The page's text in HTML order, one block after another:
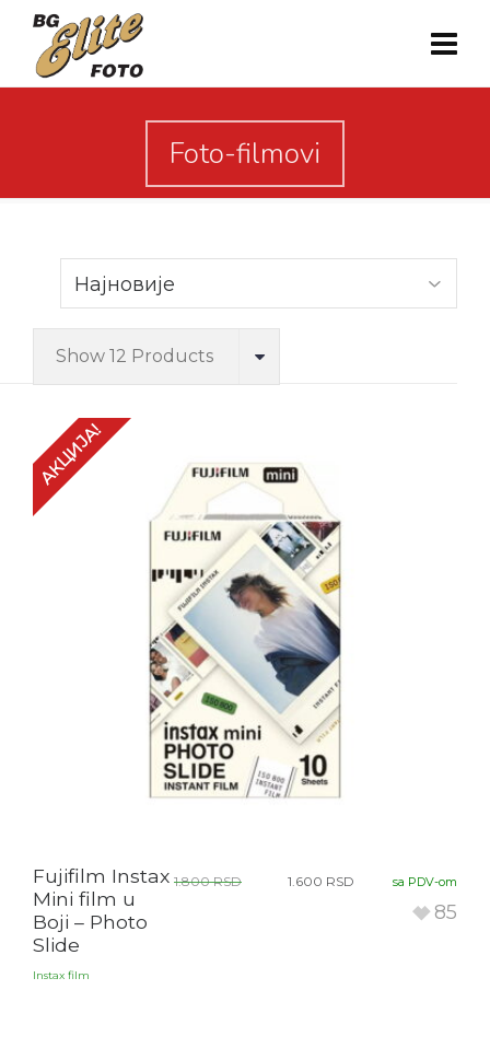
Foto-filmovi
Show 12 Products
АКЦИЈА!
Fujifilm Instax
Mini film u
Boji – Photo
Slide
Instax film
1.800RSD 1.600 RSD sa PDV-om
85